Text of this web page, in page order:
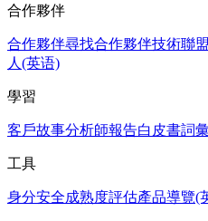
合作夥伴
合作夥伴尋找合作夥伴技術聯
人(英语)
學習
客戶故事分析師報告白皮書詞
工具
身分安全成熟度評估產品導覽(